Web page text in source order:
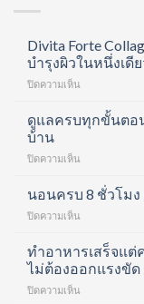
Divita Forte
บำรุงผิวในหนึ่งเดี
ปิดความเห็น
Collagen
คอ
ลา
ช็อต
ข้อ
และ
ดูแลครบทุกขั้นตอน
บ้าน
ปิดความเห็น
ครบ
ทุก
ขั้น
ด้วย
Hair
Routine
นอนครบ 8 ชั่วโมง
ปิดความเห็น
8
ชั่วโมง
แต่
ทำอาหารเสร็จแต่
ไม่ต้องออกแรงขัด
ปิดความเห็น